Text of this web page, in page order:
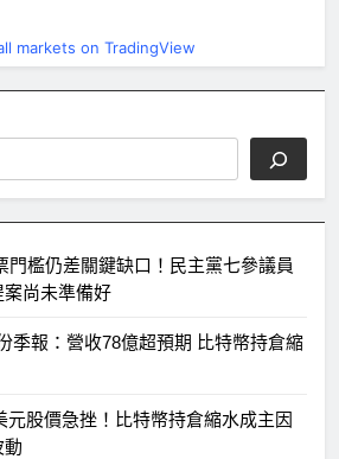
markets on TradingView
門檻仍差關鍵缺口！民主黨七參議員
尚未準備好
季報：營收78億超預期 比特幣持倉縮
元股價急挫！比特幣持倉縮水成主因
動